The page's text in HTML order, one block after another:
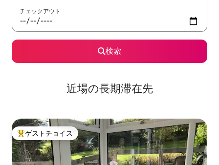
チェックアウト
検索
近場の長期滞在先
大好評のゲストチョイスです。
ゲストチョイス